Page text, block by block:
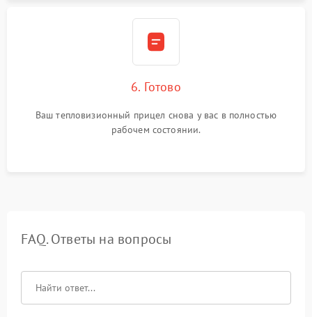
6. Готово
Ваш тепловизионный прицел снова у вас в полностью
рабочем состоянии.
FAQ. Ответы на вопросы